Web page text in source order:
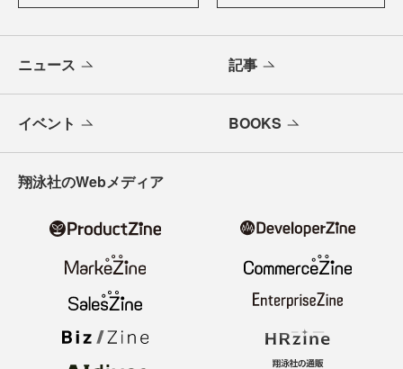
ニュース 記事
イベント BOOKS
翔泳社のWebメディア